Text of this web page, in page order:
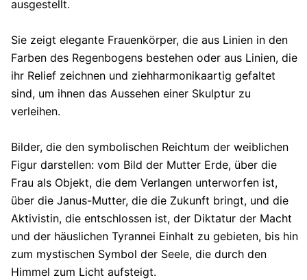
ausgestellt.
Sie zeigt elegante Frauenkörper, die aus Linien in den
Farben des Regenbogens bestehen oder aus Linien, die
ihr Relief zeichnen und ziehharmonikaartig gefaltet
sind, um ihnen das Aussehen einer Skulptur zu
verleihen.
Bilder, die den symbolischen Reichtum der weiblichen
Figur darstellen: vom Bild der Mutter Erde, über die
Frau als Objekt, die dem Verlangen unterworfen ist,
über die Janus-Mutter, die die Zukunft bringt, und die
Aktivistin, die entschlossen ist, der Diktatur der Macht
und der häuslichen Tyrannei Einhalt zu gebieten, bis hin
zum mystischen Symbol der Seele, die durch den
Himmel zum Licht aufsteigt.